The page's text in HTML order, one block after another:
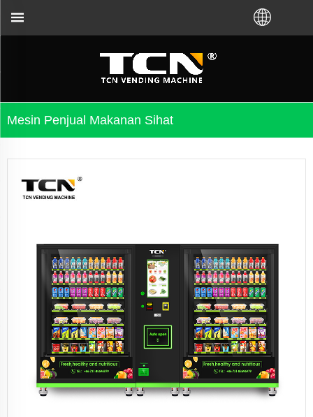
Mesin Penjual Makanan Sihat
panduan mesin layan diri dan penyelesaian